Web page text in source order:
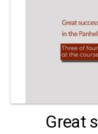
Great